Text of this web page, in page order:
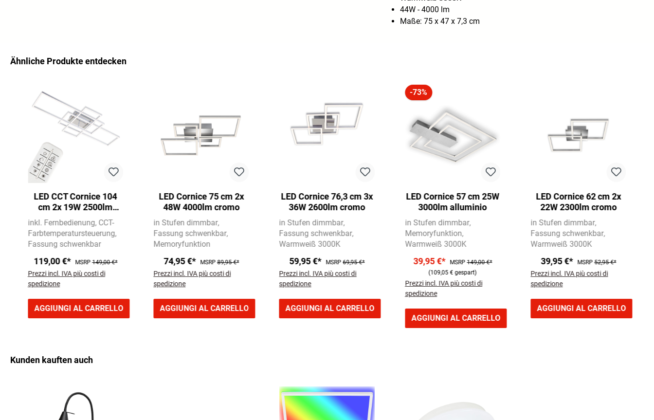
44W - 4000 lm
Maße: 75 x 47 x 7,3 cm
Ähnliche Produkte entdecken
LED CCT Cornice 104
cm 2x 19W 2500lm
cromo
inkl. Fernbedienung CCT-
Farbtemperatursteuerung
Fassung schwenkbar
119,00 €* MSRP149,00 €*
Prezzi incl. IVA più costi di
spedizione
AGGIUNGI AL CARRELLO
LED Cornice 75 cm 2x
48W 4000lm cromo
in Stufen dimmbar
Fassung schwenkbar
Memoryfunktion
74,95 €* MSRP89,95 €*
Prezzi incl. IVA più costi di
spedizione
AGGIUNGI AL CARRELLO
LED Cornice 76,3 cm 3x
36W 2600lm cromo
in Stufen dimmbar
Fassung schwenkbar
Warmweiß 3000K
59,95 €* MSRP69,95 €*
Prezzi incl. IVA più costi di
spedizione
AGGIUNGI AL CARRELLO
-73%
LED Cornice 57 cm 25W
3000lm alluminio
in Stufen dimmbar
Memoryfunktion
Warmweiß 3000K
39,95 €* MSRP149,00 €*
(109,05 € gespart)
Prezzi incl. IVA più costi di
spedizione
AGGIUNGI AL CARRELLO
LED Cornice 62 cm 2x
22W 2300lm cromo
in Stufen dimmbar
Fassung schwenkbar
Warmweiß 3000K
39,95 €* MSRP52,95 €*
Prezzi incl. IVA più costi di
spedizione
AGGIUNGI AL CARRELLO
Kunden kauften auch